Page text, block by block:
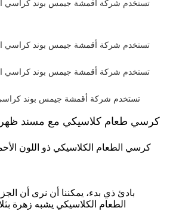
كرسي طعام كلاسيكي مع مسند
كرسي الطعام الكلاسيكي ذو اللون
بادئ ذي بدء، يمكننا أن نرى أن